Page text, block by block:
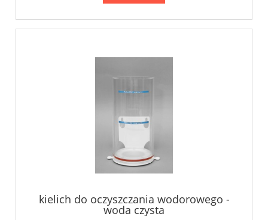
kielich do oczyszczania wodorowego -
woda czysta